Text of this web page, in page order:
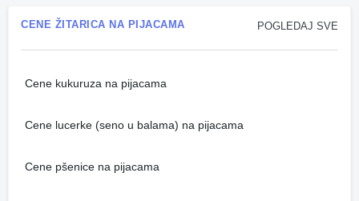
POGLEDAJ SVE
CENE ŽITARICA NA PIJACAMA
Cene kukuruza na pijacama
Cene lucerke (seno u balama) na pijacama
Cene pšenice na pijacama